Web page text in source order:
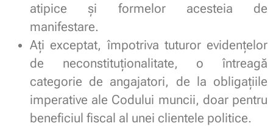
atipice și formelor acesteia de
manifestare.
Ați exceptat, împotriva tuturor evidențelor
de neconstituționalitate, o întreagă
categorie de angajatori, de la obligațiile
imperative ale Codului muncii, doar pentru
beneficiul fiscal al unei clientele politice.